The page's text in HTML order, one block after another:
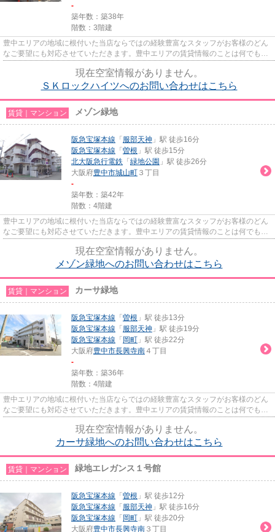
-
築年数：築38年
階数：3階建
豊中エリアの地域に根付いた当店ならではの経験豊富なスタッフがお客様のどん
なご要望にも対応させていただきます。豊中エリアの賃貸情報のことは何でもお
現在空室情報がありません。
ＳＫロックハイツへのお問い合わせはこちら
賃貸｜マンション メゾン緑地
阪急宝塚本線 「 服部天神 」駅 徒歩16分
阪急宝塚本線 「 曽根 」駅 徒歩15分
北大阪急行電鉄 「 緑地公園 」駅 徒歩26分
大阪府豊中市城山町 ３丁目
-
築年数：築42年
階数：4階建
豊中エリアの地域に根付いた当店ならではの経験豊富なスタッフがお客様のどん
なご要望にも対応させていただきます。豊中エリアの賃貸情報のことは何でもお
現在空室情報がありません。
メゾン緑地へのお問い合わせはこちら
賃貸｜マンション カーサ緑地
阪急宝塚本線 「 曽根 」駅 徒歩13分
阪急宝塚本線 「 服部天神 」駅 徒歩19分
阪急宝塚本線 「 岡町 」駅 徒歩22分
大阪府豊中市長興寺南 ４丁目
-
築年数：築36年
階数：4階建
豊中エリアの地域に根付いた当店ならではの経験豊富なスタッフがお客様のどん
なご要望にも対応させていただきます。豊中エリアの賃貸情報のことは何でもお
現在空室情報がありません。
カーサ緑地へのお問い合わせはこちら
賃貸｜マンション 緑地エレガンス１号館
阪急宝塚本線 「 曽根 」駅 徒歩12分
阪急宝塚本線 「 服部天神 」駅 徒歩16分
阪急宝塚本線 「 岡町 」駅 徒歩20分
大阪府豊中市長興寺南 ３丁目